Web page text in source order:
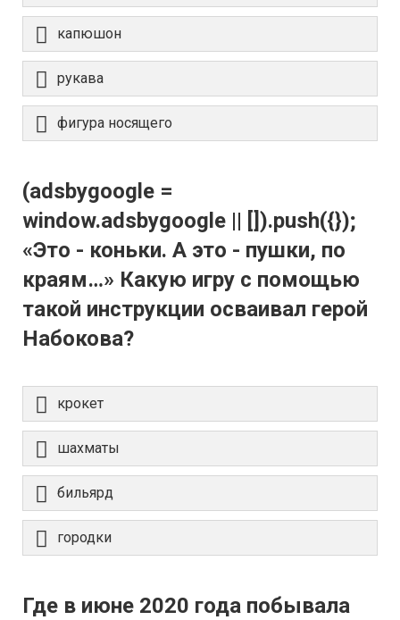
капюшон
рукава
фигура носящего
(adsbygoogle =
window.adsbygoogle || []).push({});
«Это - коньки. А это - пушки, по
краям…» Какую игру с помощью
такой инструкции осваивал герой
Набокова?
крокет
шахматы
бильярд
городки
Где в июне 2020 года побывала